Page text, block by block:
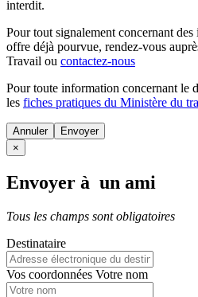
interdit.
Pour tout signalement concernant des
offre déjà pourvue, rendez-vous
Travail ou contactez-nous
Pour toute information concernant le
les fiches pratiques du Ministère du
Annuler
×
Envoyer à un ami
Tous les champs sont obligatoires
Destinataire
Vos coordonnées Votre nom